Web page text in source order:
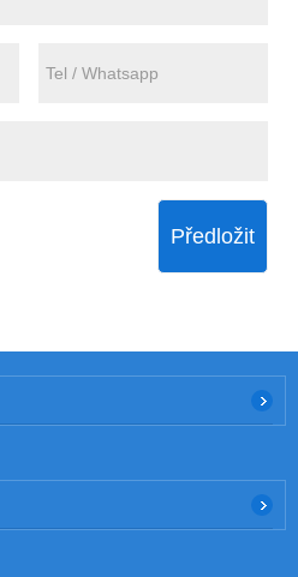
Předložit